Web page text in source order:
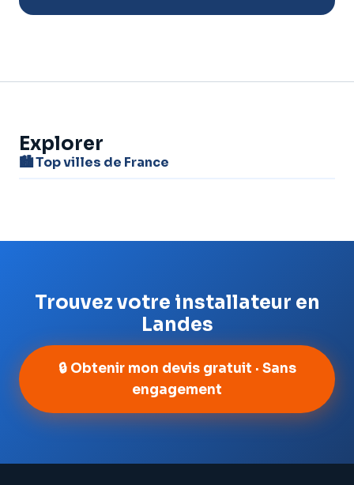
Explorer
🏙️ Top villes de France
Trouvez votre installateur en
Landes
🔒 Obtenir mon devis gratuit · Sans
engagement